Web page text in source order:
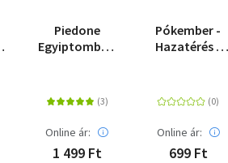
Piedone
Egyiptomban
Online ár:
1 499 Ft
Pókember -
Hazatérés -
Online ár:
699 Ft